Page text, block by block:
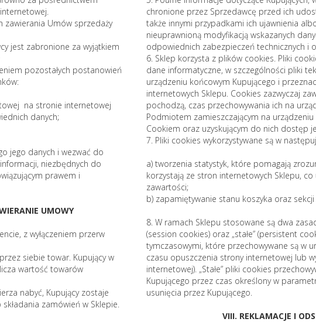
chronione przez Sprzedawcę przed ich
także innymi przypadkami ich ujawnienia
nieuprawnioną modyfikacją wskazanych
odpowiednich zabezpieczeń technicznych i
6. Sklep korzysta z plików cookies. Pliki
dane informatyczne, w szczególności pliki
urządzeniu końcowym Kupującego i
internetowych Sklepu. Cookies zazwyczaj
pochodzą, czas przechowywania ich na
Podmiotem zamieszczającym na
Cookiem oraz uzyskującym do nich dostęp
7. Pliki cookies wykorzystywane są w
a) tworzenia statystyk, które pomagają
korzystają ze stron internetowych Sklepu,
zawartości;
b) zapamiętywanie stanu koszyka oraz
8. W ramach Sklepu stosowane są dwa
(session cookies) oraz „stałe” (persistent
tymczasowymi, które przechowywane są w
czasu opuszczenia strony internetowej lub
internetowej). „Stałe” pliki cookies
Kupującego przez czas określony w
usunięcia przez Kupującego.
VIII. REKLAMACJE I
zawierania Umów sprzedaży
jest zabronione za wyjątkiem
pozostałych postanowień
na stronie internetowej
danych;
jego danych i wezwać do
niezbędnych do
prawem i
UMOWY
z wyłączeniem przerw
siebie towar. Kupujący w
wartość towarów
nabyć, Kupujący zostaje
zamówień w Sklepie.